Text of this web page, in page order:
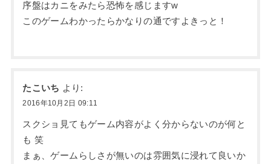
序盤はカニをみたら恐怖を感じますw
このゲームわかったらかなりの通ですよきっと！
たこいち より:
2016年10月2日 09:11
スクショ見てもゲーム内容がよく分からないのが何と
も 笑
まぁ、ゲームらしさが無いのは雰囲気に浸れて良いか